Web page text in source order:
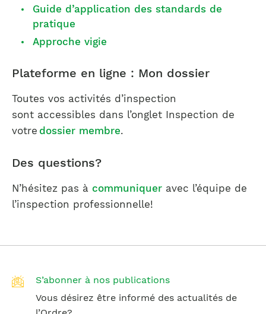
Guide d’application des standards de
pratique
Approche vigie
Plateforme en ligne : Mon dossier
Toutes vos activités d’inspection
sont accessibles dans l’onglet Inspection de
votre dossier membre.
Des questions?
N’hésitez pas à communiquer avec l’équipe de
l’inspection professionnelle!
S’abonner à nos publications
Vous désirez être informé des actualités de